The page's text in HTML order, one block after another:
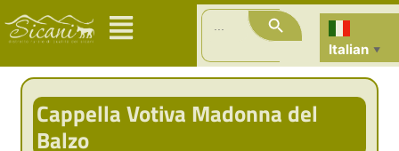
Search
for:
Search Button
Italian ▼
Cappella Votiva Madonna del
Balzo